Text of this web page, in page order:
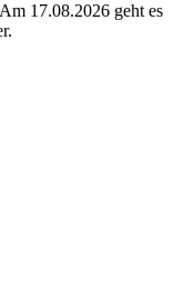
Am 17.08.2026 geht es